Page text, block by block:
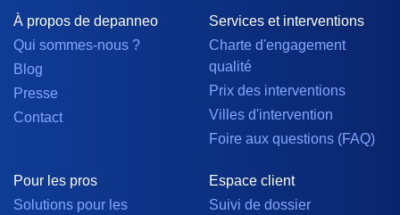
À propos de depanneo
Qui sommes-nous ?
Blog
Presse
Contact
Services et interventions
Charte d'engagement
qualité
Prix des interventions
Villes d'intervention
Foire aux questions (FAQ)
Pour les pros
Solutions pour les
Espace client
Suivi de dossier